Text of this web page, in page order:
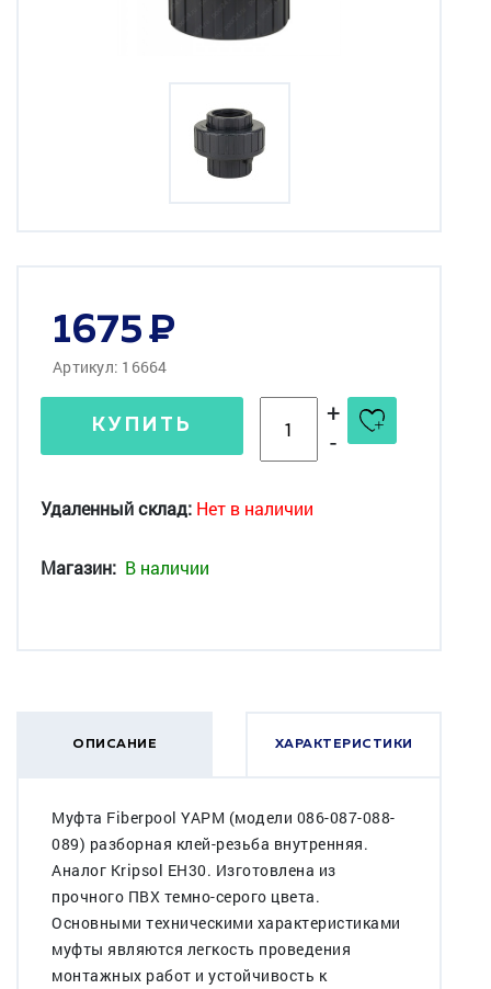
1675
Артикул: 16664
КУПИТЬ
+
-
Удаленный склад: Нет в наличии
Магазин: В наличии
ОПИСАНИЕ ХАРАКТЕРИСТИКИ
Муфта Fiberpool YAPM (модели 086-087-088-
089) разборная клей-резьба внутренняя.
Аналог Kripsol EH30. Изготовлена из
прочного ПВХ темно-серого цвета.
Основными техническими характеристиками
муфты являются легкость проведения
монтажных работ и устойчивость к